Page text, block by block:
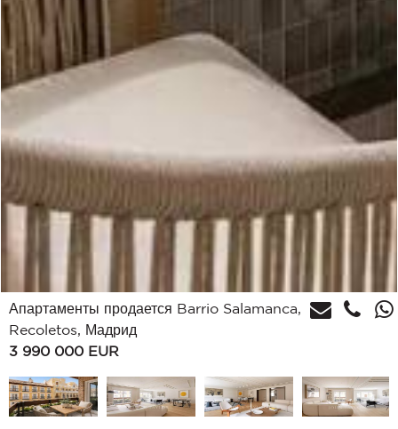
Апартаменты продается Barrio Salamanca,
Recoletos, Мадрид
3 990 000 EUR